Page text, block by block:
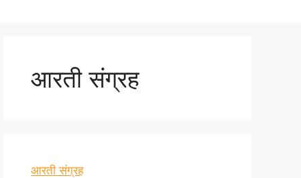
आरती संग्रह
आरती संग्रह